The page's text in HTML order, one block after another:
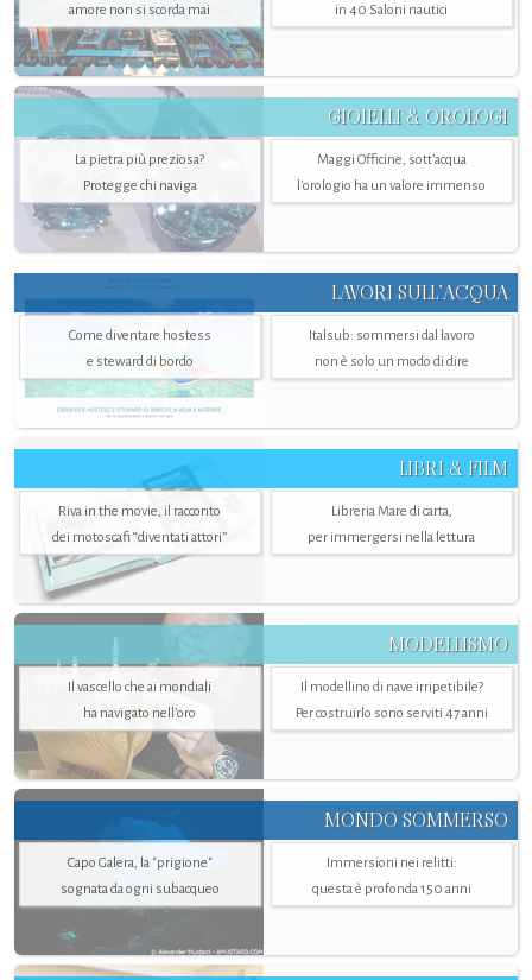
amore non si scorda mai
in 40 Saloni nautici
GIOIELLI & OROLOGI
La pietra più preziosa?
Protegge chi naviga
Maggi Officine, sott’acqua
l'orologio ha un valore immenso
LAVORI SULL’ACQUA
Come diventare hostess
e steward di bordo
Italsub: sommersi dal lavoro
non è solo un modo di dire
LIBRI & FILM
Riva in the movie, il racconto
dei motoscafi “diventati attori”
Libreria Mare di carta,
per immergersi nella lettura
MODELLISMO
Il vascello che ai mondiali
ha navigato nell’oro
Il modellino di nave irripetibile?
Per costruirlo sono serviti 47 anni
MONDO SOMMERSO
Capo Galera, la "prigione"
sognata da ogni subacqueo
Immersioni nei relitti:
questa è profonda 150 anni